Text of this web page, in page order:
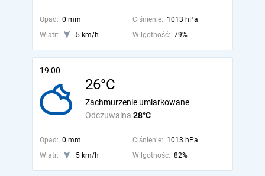
Opad: 0 mm Ciśnienie: 1013 hPa
Wiatr:
5 km/h Wilgotność: 79%
19:00
26°C
Odczuwalna 28°C
Zachmurzenie umiarkowane
Opad: 0 mm Ciśnienie: 1013 hPa
Wiatr:
5 km/h Wilgotność: 82%